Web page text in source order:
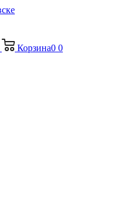
Корзина0 0